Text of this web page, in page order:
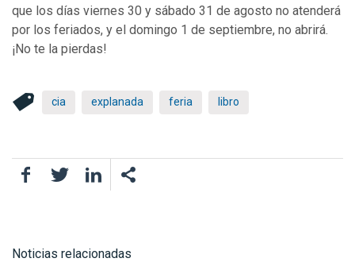
que los días viernes 30 y sábado 31 de agosto no atenderá
por los feriados, y el domingo 1 de septiembre, no abrirá.
¡No te la pierdas!
cia explanada feria libro
FacebookTwitter LinkedIn
Noticias relacionadas